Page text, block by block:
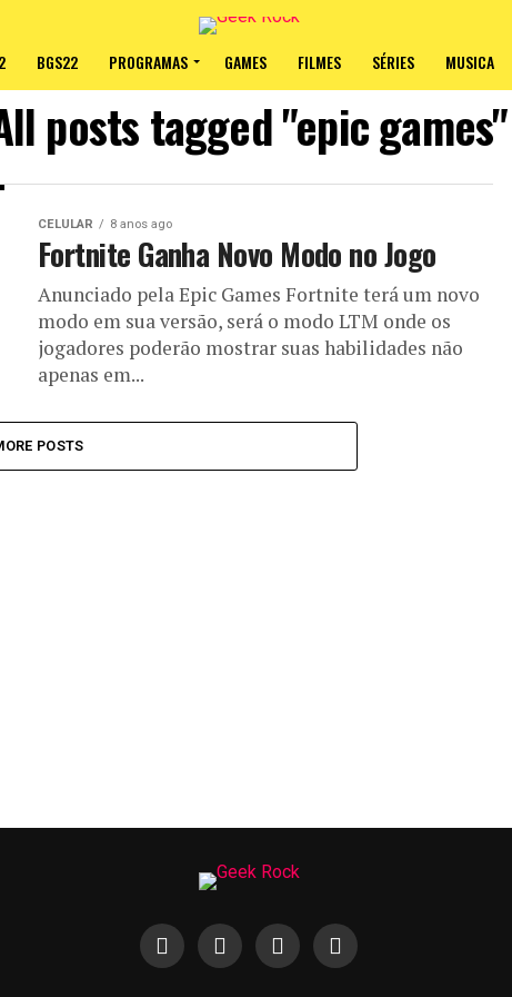
BGS22 PROGRAMAS GAMES FILMES SÉRIES MUSICA
posts tagged "epic games"
CELULAR 8 anos ago
Fortnite Ganha Novo Modo no Jogo
Anunciado pela Epic Games Fortnite terá um novo
modo em sua versão, será o modo LTM onde os
jogadores poderão mostrar suas habilidades não
apenas em...
POSTS